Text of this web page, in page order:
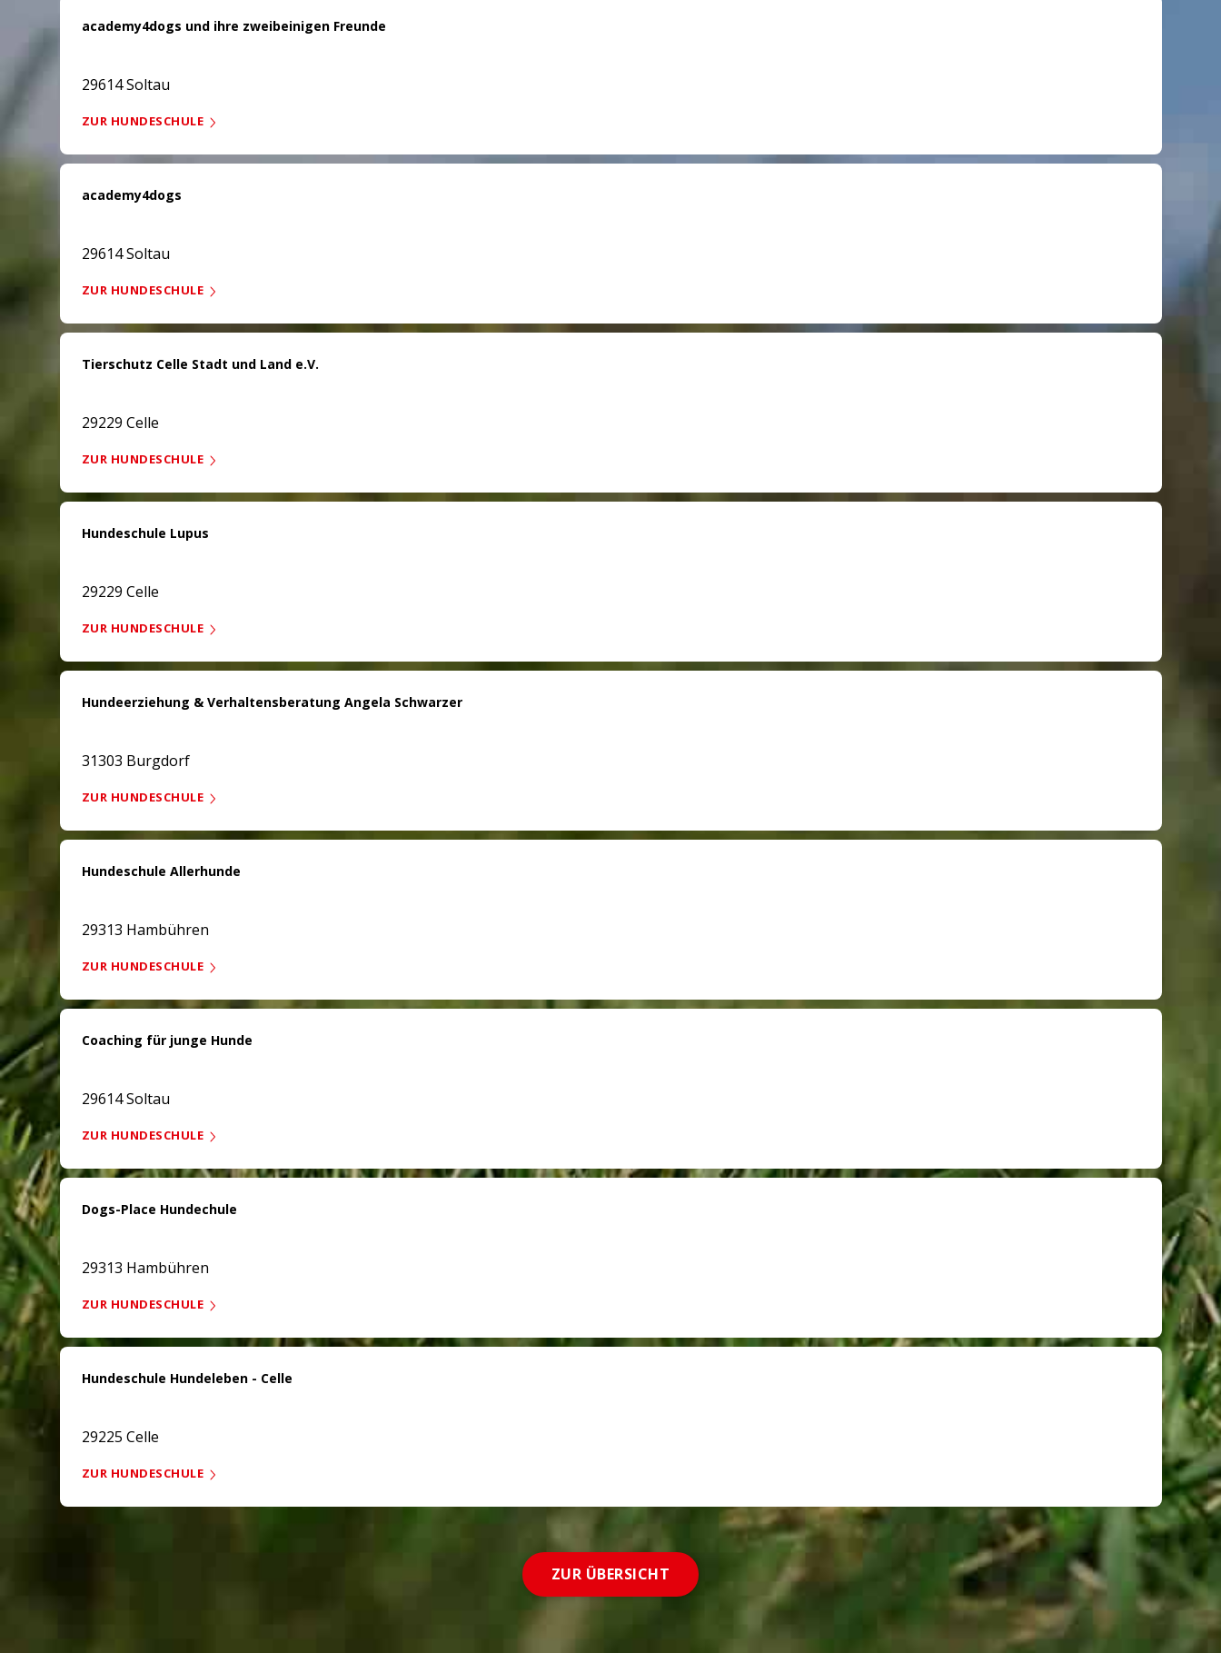
academy4dogs und ihre zweibeinigen Freunde
29614 Soltau
ZUR HUNDESCHULE
academy4dogs
29614 Soltau
ZUR HUNDESCHULE
Tierschutz Celle Stadt und Land e.V.
29229 Celle
ZUR HUNDESCHULE
Hundeschule Lupus
29229 Celle
ZUR HUNDESCHULE
Hundeerziehung & Verhaltensberatung Angela Schwarzer
31303 Burgdorf
ZUR HUNDESCHULE
Hundeschule Allerhunde
29313 Hambühren
ZUR HUNDESCHULE
Coaching für junge Hunde
29614 Soltau
ZUR HUNDESCHULE
Dogs-Place Hundechule
29313 Hambühren
ZUR HUNDESCHULE
Hundeschule Hundeleben - Celle
29225 Celle
ZUR HUNDESCHULE
ZUR ÜBERSICHT